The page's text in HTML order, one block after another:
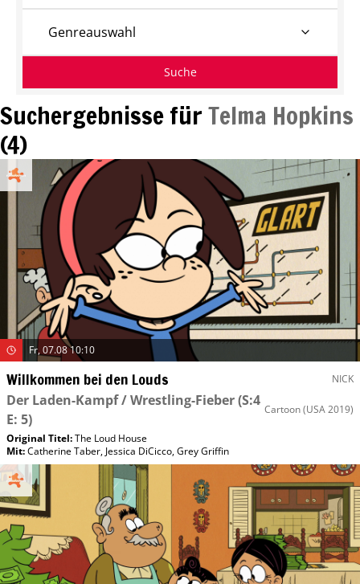
Suchergebnisse fürTelma Hopkins
(4)
Fr, 07.08 10:10
Willkommen bei den Louds NICK
Der Laden-Kampf / Wrestling-Fieber(S:4
E: 5)
Cartoon(USA 2019)
Original Titel:The Loud House
Mit:Catherine Taber, Jessica DiCicco,Grey Griffin
Genreauswahl
Suche